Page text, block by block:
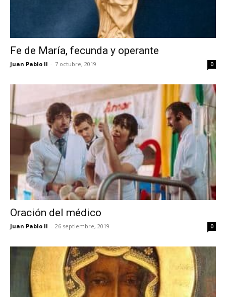
Fe de María, fecunda y operante
Juan Pablo II - 7 octubre, 2019 0
Oración del médico
Juan Pablo II - 26 septiembre, 2019 0